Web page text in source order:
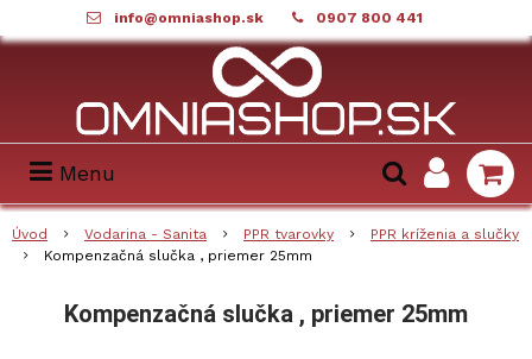
info@omniashop.sk 0907 800 441
Menu
Úvod Vodarina - Sanita PPR tvarovky
PPR kríženia a slučky
Kompenzačná slučka , priemer 25mm
Kompenzačná slučka , priemer 25mm